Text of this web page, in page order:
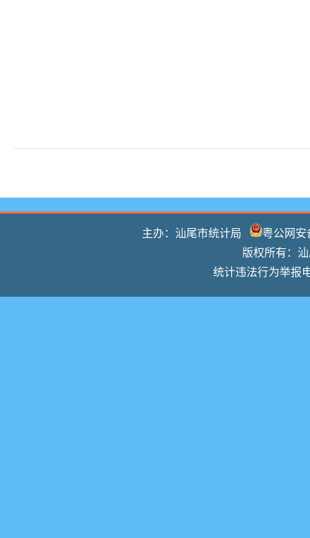
主办：汕尾市统计局
粤公网安
版权所有：
统计违法行为举报